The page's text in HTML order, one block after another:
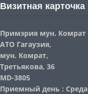
Визитная карточка
Примэрия мун. Комрат
АТО Гагаузия,
мун. Комрат,
Третьякова, 36
MD-3805
Приемный день : Среда